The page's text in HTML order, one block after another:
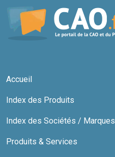
Accueil
Index des Produits
Index des Sociétés / Marques
Produits & Services